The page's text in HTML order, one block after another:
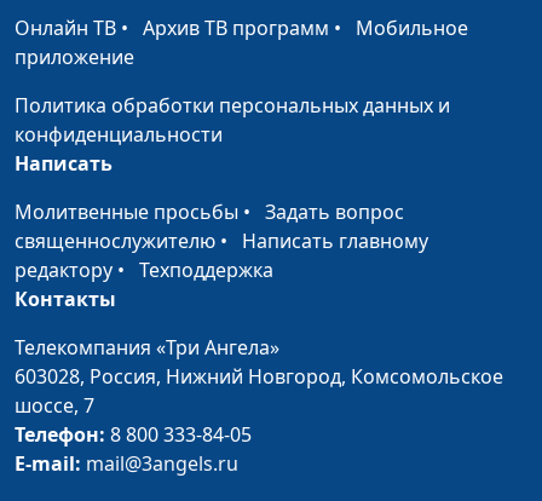
Справедливо ли
спасение «по блату»?
Алексей Бритов,
Спасение «по блату»
Как обрести спасение?
Алексей Бритов,
Воскреснут ли
нечестивые?
Андрей Юнак,
Два воскресения
Онлайн ТВ • Архив ТВ программ • Мобильное
приложение
Политика обработки персональных данных и
конфиденциальности
Написать
Молитвенные просьбы • Задать вопрос
священнослужителю • Написать главному
редактору • Техподдержка
Контакты
Телекомпания «Три Ангела»
603028, Россия, Нижний Новгород, Комсомольское
шоссе, 7
Телефон: 8 800 333-84-05
E-mail: mail@3angels.ru